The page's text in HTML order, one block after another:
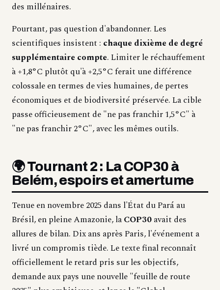
des millénaires.
Pourtant, pas question d'abandonner. Les
scientifiques insistent : chaque dixième de degré
supplémentaire compte. Limiter le réchauffement
à +1,8°C plutôt qu'à +2,5°C ferait une différence
colossale en termes de vies humaines, de pertes
économiques et de biodiversité préservée. La cible
passe officieusement de "ne pas franchir 1,5°C" à
"ne pas franchir 2°C", avec les mêmes outils.
🌍 Tournant 2 : La COP30 à
Belém, espoirs et amertume
Tenue en novembre 2025 dans l'État du Pará au
Brésil, en pleine Amazonie, laCOP30avait des
allures de bilan. Dix ans après Paris, l'événement a
livré un compromis tiède. Le texte final reconnaît
officiellement le retard pris sur les objectifs,
demande aux pays une nouvelle "feuille de route